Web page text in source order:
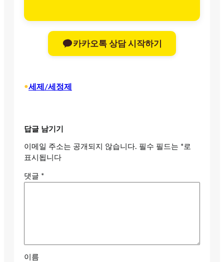
카카오톡 상담 시작하기
•세제/세정제
답글 남기기
이메일 주소는 공개되지 않습니다. 필수 필드는 *로
표시됩니다
댓글 *
이름